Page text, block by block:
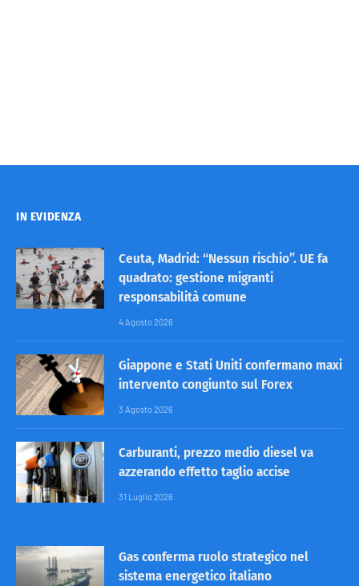
IN EVIDENZA
Ceuta, Madrid: “Nessun rischio”. UE fa
quadrato: gestione migranti
responsabilità comune
4 Agosto 2026
Giappone e Stati Uniti confermano maxi
intervento congiunto sul Forex
3 Agosto 2026
Carburanti, prezzo medio diesel va
azzerando effetto taglio accise
31 Luglio 2026
Gas conferma ruolo strategico nel
sistema energetico italiano